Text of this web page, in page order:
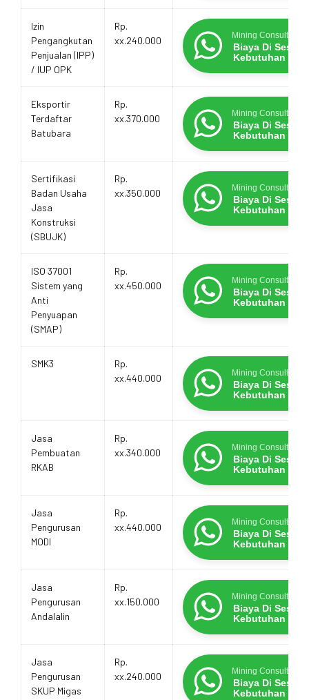
Izin
Pengangkutan
Penjualan (IPP)
/ IUP OPK
Rp.
xx.240.000
Mining Consultants
Biaya Di
Kebutuhan
Eksportir
Terdaftar
Batubara
Rp.
xx.370.000
Mining Consultants
Biaya Di
Kebutuhan
Sertifikasi
Badan Usaha
Jasa
Konstruksi
(SBUJK)
Rp.
xx.350.000
Mining Consultants
Biaya Di
Kebutuhan
ISO 37001
Sistem yang
Anti
Penyuapan
(SMAP)
Rp.
xx.450.000
Mining Consultants
Biaya Di
Kebutuhan
SMK3
Rp.
xx.440.000
Mining Consultants
Biaya Di
Kebutuhan
Jasa
Pembuatan
RKAB
Rp.
xx.340.000
Mining Consultants
Biaya Di
Kebutuhan
Jasa
Pengurusan
MODI
Rp.
xx.440.000
Mining Consultants
Biaya Di
Kebutuhan
Jasa
Pengurusan
Andalalin
Rp.
xx.150.000
Mining Consultants
Biaya Di
Kebutuhan
Jasa
Pengurusan
SKUP Migas
Rp.
xx.240.000
Mining Consultants
Biaya Di
Kebutuhan